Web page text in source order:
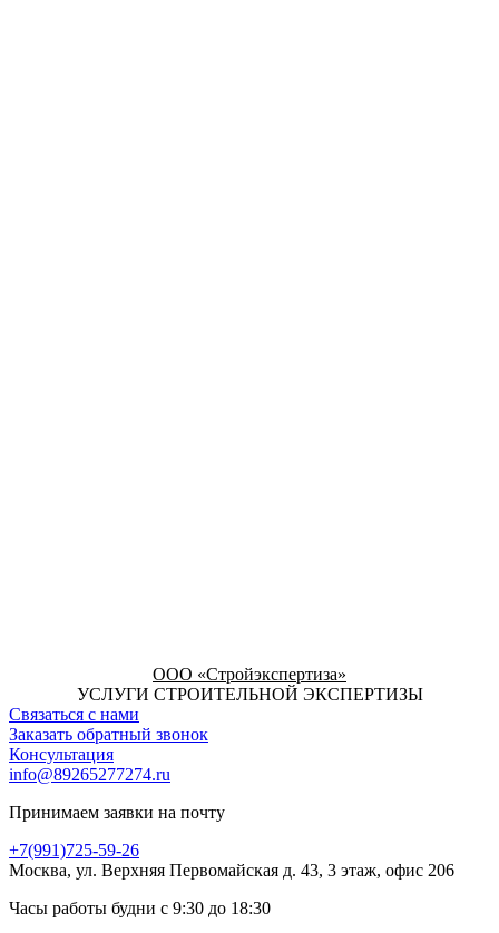
ООО «Стройэкспертиза»
УСЛУГИ СТРОИТЕЛЬНОЙ ЭКСПЕРТИЗЫ
Связаться с нами
Заказать обратный звонок
Консультация
info@89265277274.ru
Принимаем заявки на почту
+7(991)725-59-26
Москва, ул. Верхняя Первомайская д. 43, 3 этаж, офис 206
Часы работы будни с 9:30 до 18:30